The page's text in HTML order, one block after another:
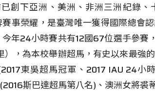
創下亞洲、美洲、非洲三洲紀錄
事榮耀，是臺灣唯一獲得國際總會
年24小時賽共有12國67位選手參賽
，為本校舉辦超馬，有史以來最強
東吳超馬冠軍、2017 IAU 24小
斯巴達超馬第八名)、澳洲女將裘